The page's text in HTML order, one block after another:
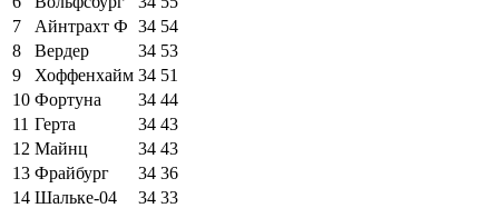
7
Айнтрахт Ф 34 54
8
Вердер 34 53
9
Хоффенхайм 34 51
10 Фортуна 34 44
11 Герта 34 43
12 Майнц 34 43
13 Фрайбург 34 36
14 Шальке-04 34 33